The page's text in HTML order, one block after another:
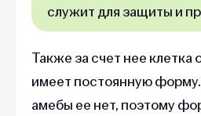
служит для защиты и
Также за счет нее клетка
имеет постоянную
амебы ее нет, поэтому